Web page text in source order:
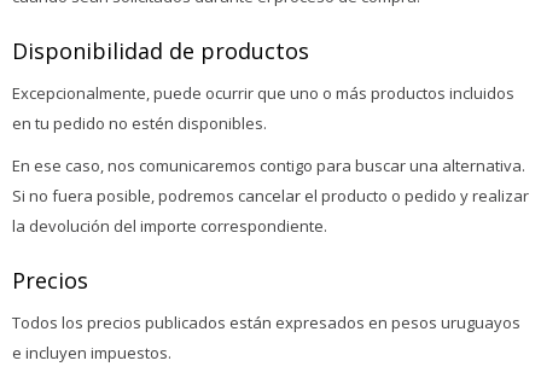
Disponibilidad de productos
Excepcionalmente, puede ocurrir que uno o más productos incluidos
en tu pedido no estén disponibles.
En ese caso, nos comunicaremos contigo para buscar una alternativa.
Si no fuera posible, podremos cancelar el producto o pedido y realizar
la devolución del importe correspondiente.
Precios
Todos los precios publicados están expresados en pesos uruguayos
e incluyen impuestos.